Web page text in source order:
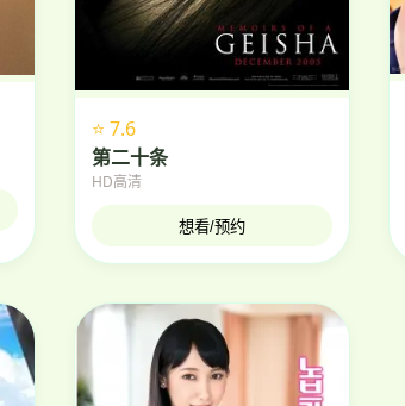
⭐ 7.6
第二十条
HD高清
想看/预约